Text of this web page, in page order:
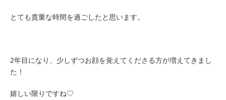
とても貴重な時間を過ごしたと思います。
2年目になり、少しずつお顔を覚えてくださる方が増えてきまし
た！
嬉しい限りですね♡